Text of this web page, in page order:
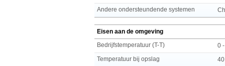
Andere ondersteundende systemen
Eisen aan de omgeving
Bedrijfstemperatuur (T-T)
0
Temperatuur bij opslag